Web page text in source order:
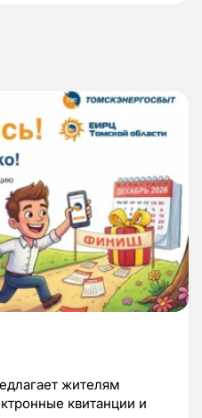
жителям
квитанции и